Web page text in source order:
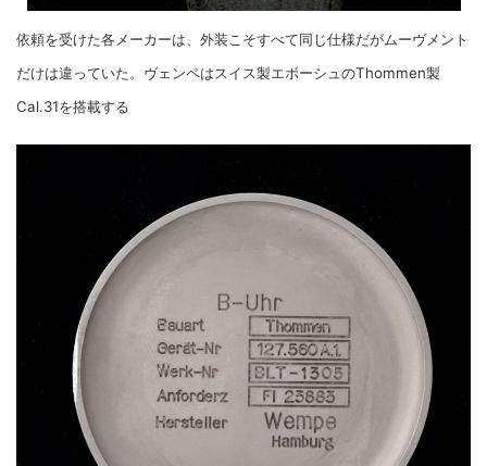
依頼を受けた各メーカーは、外装こそすべて同じ仕様だがムーヴメント
だけは違っていた。ヴェンペはスイス製エボーシュのThommen製
Cal.31を搭載する